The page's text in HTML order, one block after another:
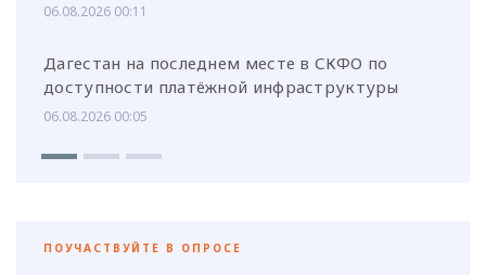
06.08.2026 00:11
Дагестан на последнем месте в СКФО по
доступности платёжной инфраструктуры
06.08.2026 00:05
ПОУЧАСТВУЙТЕ В ОПРОСЕ